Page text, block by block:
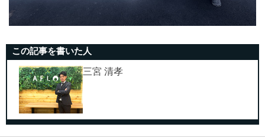
この記事を書いた人
三宮 清孝